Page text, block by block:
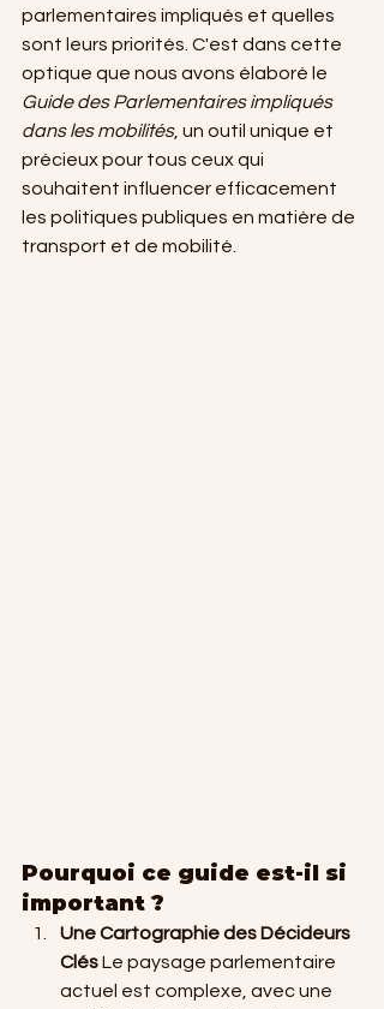
parlementaires impliqués et quelles
sont leurs priorités. C'est dans cette
optique que nous avons élaboré le
Guide des Parlementaires impliqués
dans les mobilités, un outil unique et
précieux pour tous ceux qui
souhaitent influencer efficacement
les politiques publiques en matière de
transport et de mobilité.
Pourquoi ce guide est-il si
important ?
Une Cartographie des Décideurs
Clés Le paysage parlementaire
actuel est complexe, avec une